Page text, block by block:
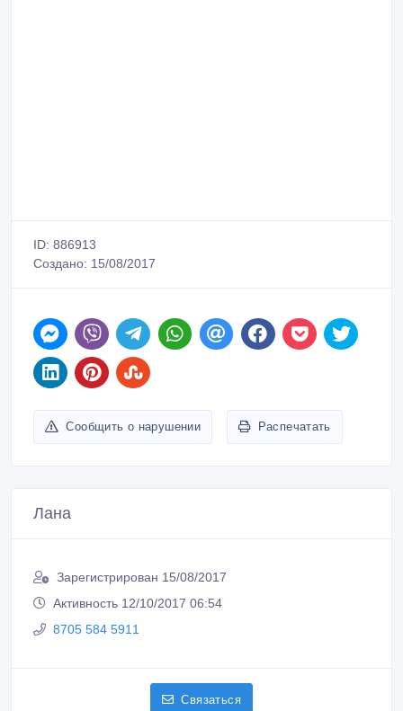
ID: 886913
Создано: 15/08/2017
Сообщить о нарушении Распечатать
Лана
Зарегистрирован 15/08/2017
Активность 12/10/2017 06:54
8705 584 5911
Связаться